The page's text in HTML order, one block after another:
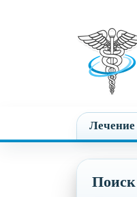
Поиск